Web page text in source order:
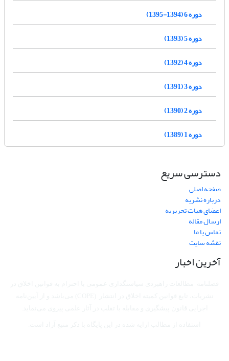
دوره 6 (1394-1395)
دوره 5 (1393)
دوره 4 (1392)
دوره 3 (1391)
دوره 2 (1390)
دوره 1 (1389)
دسترسی سریع
صفحه اصلی
درباره نشریه
اعضای هیات تحریریه
ارسال مقاله
تماس با ما
نقشه سایت
آخرین اخبار